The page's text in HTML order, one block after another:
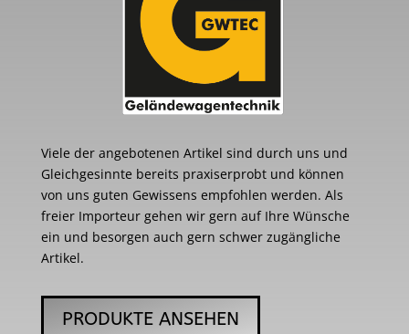
Viele der angebotenen Artikel sind durch uns und
Gleichgesinnte bereits praxiserprobt und können
von uns guten Gewissens empfohlen werden. Als
freier Importeur gehen wir gern auf Ihre Wünsche
ein und besorgen auch gern schwer zugängliche
Artikel.
PRODUKTE ANSEHEN